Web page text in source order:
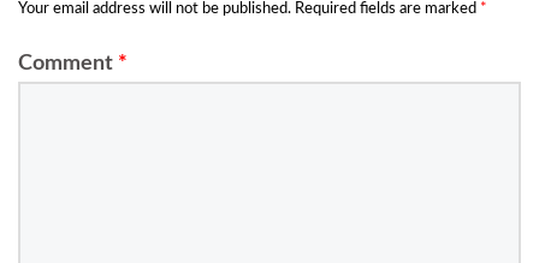
Your email address will not be published. Required fields are marked *
Comment *